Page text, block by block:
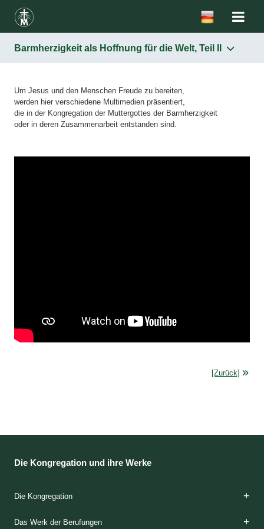
Barmherzigkeit als Hoffnung für die Welt, Teil II
Um Jesus und den Menschen Freude zu bereiten,
werden hier verschiedene Multimedien präsentiert,
die in der Kongregation der Muttergottes der Barmherzigkeit
oder in deren Zusammenarbeit entstanden sind.
[Zurück]
Die Kongregation und ihre Werke
Die Kongregation
Die Gründerinnen
Das Charisma
Die Spiritualität
Die Etappen der Ausbildung
Die Klöster
Das Apostolat
Die Häuser der Barmherzigkeit
Die Geschichte
Das Werk der Berufungen